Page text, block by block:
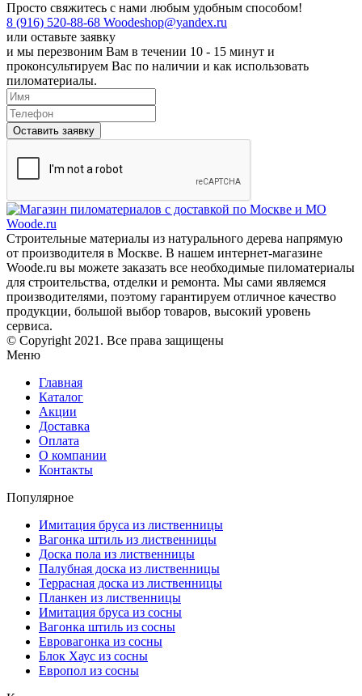
Просто свяжитесь с нами любым удобным способом!
8 (916) 520-88-68 Woodeshop@yandex.ru
или оставьте заявку
и мы перезвоним Вам в течении 10 - 15 минут и
проконсультируем Вас по наличии и как использовать
пиломатериалы.
Оставить заявку
Строительные материалы из натурального дерева напрямую
от производителя в Москве. В нашем интернет-магазине
Woode.ru вы можете заказать все необходимые пиломатериалы
для строительства, отделки и ремонта. Мы сами являемся
производителями, поэтому гарантируем отличное качество
продукции, большой выбор товаров, высокий уровень
сервиса.
© Copyright 2021. Все права защищены
Меню
Главная
Каталог
Акции
Доставка
Оплата
О компании
Контакты
Популярное
Имитация бруса из лиственницы
Вагонка штиль из лиственницы
Доска пола из лиственницы
Палубная доска из лиственницы
Террасная доска из лиственницы
Планкен из лиственницы
Имитация бруса из сосны
Вагонка штиль из сосны
Евровагонка из сосны
Блок Хаус из сосны
Европол из сосны